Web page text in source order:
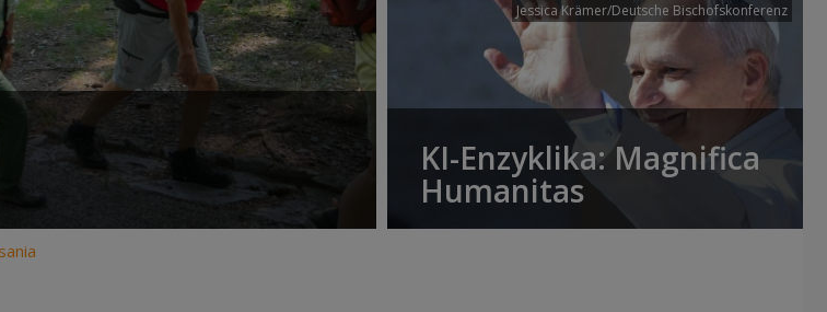
Jessica Krämer/Deutsche Bischofskonferenz
KI-Enzyklika: Magnifica
Humanitas